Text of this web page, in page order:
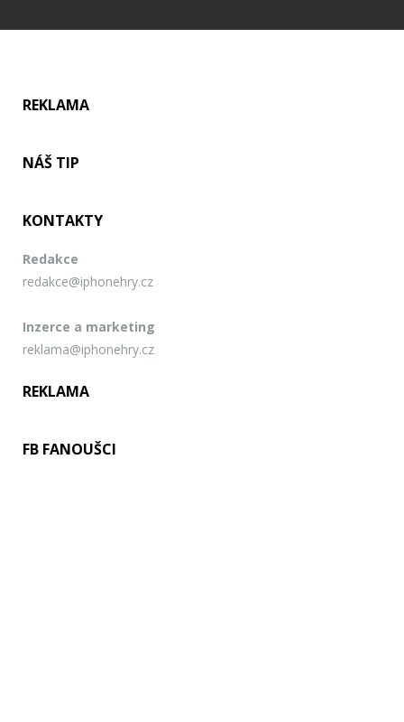
REKLAMA
NÁŠ TIP
KONTAKTY
Redakce
redakce@iphonehry.cz
Inzerce a marketing
reklama@iphonehry.cz
REKLAMA
FB FANOUŠCI